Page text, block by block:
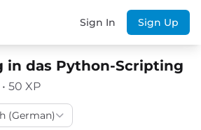
Sign In Sign Up
in das Python-Scripting
50 XP
(German)